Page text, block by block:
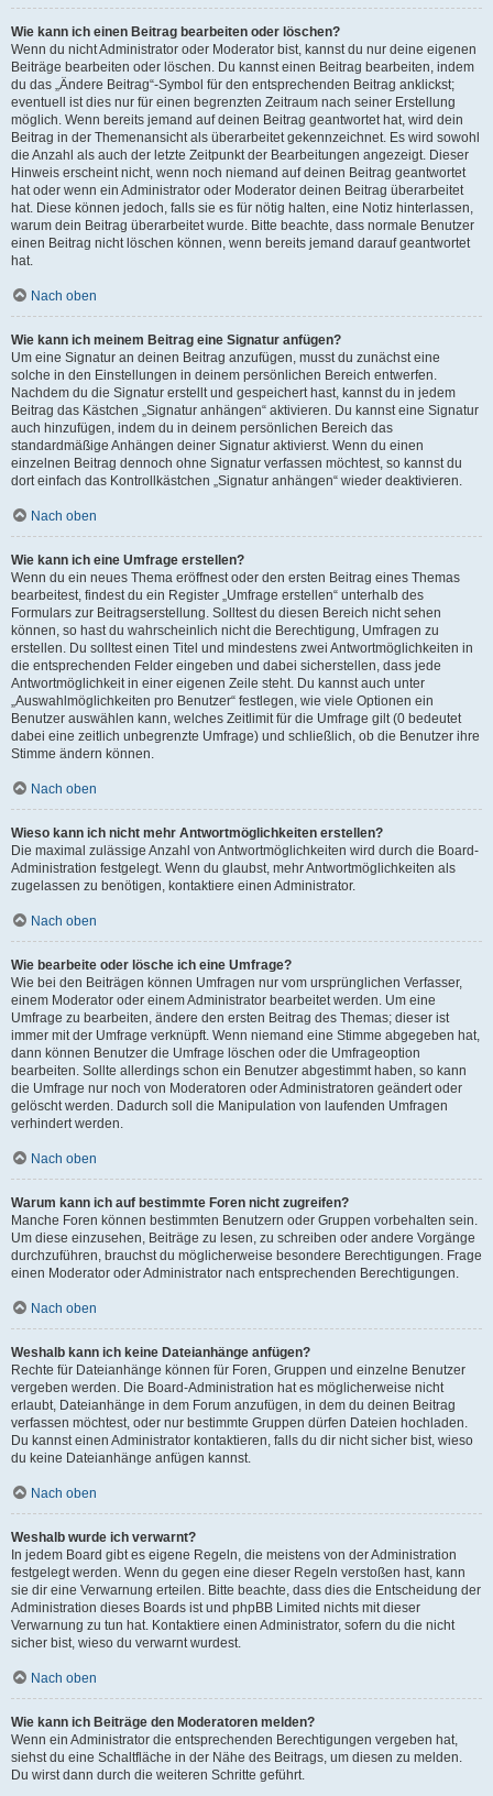
Wie kann ich einen Beitrag bearbeiten oder löschen?
Wenn du nicht Administrator oder Moderator bist, kannst du nur deine eigenen
Beiträge bearbeiten oder löschen. Du kannst einen Beitrag bearbeiten, indem
du das „Ändere Beitrag“-Symbol für den entsprechenden Beitrag anklickst;
eventuell ist dies nur für einen begrenzten Zeitraum nach seiner Erstellung
möglich. Wenn bereits jemand auf deinen Beitrag geantwortet hat, wird dein
Beitrag in der Themenansicht als überarbeitet gekennzeichnet. Es wird sowohl
die Anzahl als auch der letzte Zeitpunkt der Bearbeitungen angezeigt. Dieser
Hinweis erscheint nicht, wenn noch niemand auf deinen Beitrag geantwortet
hat oder wenn ein Administrator oder Moderator deinen Beitrag überarbeitet
hat. Diese können jedoch, falls sie es für nötig halten, eine Notiz hinterlassen,
warum dein Beitrag überarbeitet wurde. Bitte beachte, dass normale Benutzer
einen Beitrag nicht löschen können, wenn bereits jemand darauf geantwortet
hat.
Nach oben
Wie kann ich meinem Beitrag eine Signatur anfügen?
Um eine Signatur an deinen Beitrag anzufügen, musst du zunächst eine
solche in den Einstellungen in deinem persönlichen Bereich entwerfen.
Nachdem du die Signatur erstellt und gespeichert hast, kannst du in jedem
Beitrag das Kästchen „Signatur anhängen“ aktivieren. Du kannst eine Signatur
auch hinzufügen, indem du in deinem persönlichen Bereich das
standardmäßige Anhängen deiner Signatur aktivierst. Wenn du einen
einzelnen Beitrag dennoch ohne Signatur verfassen möchtest, so kannst du
dort einfach das Kontrollkästchen „Signatur anhängen“ wieder deaktivieren.
Nach oben
Wie kann ich eine Umfrage erstellen?
Wenn du ein neues Thema eröffnest oder den ersten Beitrag eines Themas
bearbeitest, findest du ein Register „Umfrage erstellen“ unterhalb des
Formulars zur Beitragserstellung. Solltest du diesen Bereich nicht sehen
können, so hast du wahrscheinlich nicht die Berechtigung, Umfragen zu
erstellen. Du solltest einen Titel und mindestens zwei Antwortmöglichkeiten in
die entsprechenden Felder eingeben und dabei sicherstellen, dass jede
Antwortmöglichkeit in einer eigenen Zeile steht. Du kannst auch unter
„Auswahlmöglichkeiten pro Benutzer“ festlegen, wie viele Optionen ein
Benutzer auswählen kann, welches Zeitlimit für die Umfrage gilt (0 bedeutet
dabei eine zeitlich unbegrenzte Umfrage) und schließlich, ob die Benutzer ihre
Stimme ändern können.
Nach oben
Wieso kann ich nicht mehr Antwortmöglichkeiten erstellen?
Die maximal zulässige Anzahl von Antwortmöglichkeiten wird durch die Board-
Administration festgelegt. Wenn du glaubst, mehr Antwortmöglichkeiten als
zugelassen zu benötigen, kontaktiere einen Administrator.
Nach oben
Wie bearbeite oder lösche ich eine Umfrage?
Wie bei den Beiträgen können Umfragen nur vom ursprünglichen Verfasser,
einem Moderator oder einem Administrator bearbeitet werden. Um eine
Umfrage zu bearbeiten, ändere den ersten Beitrag des Themas; dieser ist
immer mit der Umfrage verknüpft. Wenn niemand eine Stimme abgegeben hat,
dann können Benutzer die Umfrage löschen oder die Umfrageoption
bearbeiten. Sollte allerdings schon ein Benutzer abgestimmt haben, so kann
die Umfrage nur noch von Moderatoren oder Administratoren geändert oder
gelöscht werden. Dadurch soll die Manipulation von laufenden Umfragen
verhindert werden.
Nach oben
Warum kann ich auf bestimmte Foren nicht zugreifen?
Manche Foren können bestimmten Benutzern oder Gruppen vorbehalten sein.
Um diese einzusehen, Beiträge zu lesen, zu schreiben oder andere Vorgänge
durchzuführen, brauchst du möglicherweise besondere Berechtigungen. Frage
einen Moderator oder Administrator nach entsprechenden Berechtigungen.
Nach oben
Weshalb kann ich keine Dateianhänge anfügen?
Rechte für Dateianhänge können für Foren, Gruppen und einzelne Benutzer
vergeben werden. Die Board-Administration hat es möglicherweise nicht
erlaubt, Dateianhänge in dem Forum anzufügen, in dem du deinen Beitrag
verfassen möchtest, oder nur bestimmte Gruppen dürfen Dateien hochladen.
Du kannst einen Administrator kontaktieren, falls du dir nicht sicher bist, wieso
du keine Dateianhänge anfügen kannst.
Nach oben
Weshalb wurde ich verwarnt?
In jedem Board gibt es eigene Regeln, die meistens von der Administration
festgelegt werden. Wenn du gegen eine dieser Regeln verstoßen hast, kann
sie dir eine Verwarnung erteilen. Bitte beachte, dass dies die Entscheidung der
Administration dieses Boards ist und phpBB Limited nichts mit dieser
Verwarnung zu tun hat. Kontaktiere einen Administrator, sofern du die nicht
sicher bist, wieso du verwarnt wurdest.
Nach oben
Wie kann ich Beiträge den Moderatoren melden?
Wenn ein Administrator die entsprechenden Berechtigungen vergeben hat,
siehst du eine Schaltfläche in der Nähe des Beitrags, um diesen zu melden.
Du wirst dann durch die weiteren Schritte geführt.